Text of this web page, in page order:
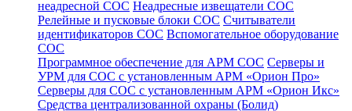
неадресной СОС Неадресные извещатели СОС
Релейные и пусковые блоки СОС Считыватели
идентификаторов СОС Вспомогательное оборудование
СОС
Программное обеспечение для АРМ СОС Серверы и
УРМ для СОС с установленным АРМ «Орион Про»
Серверы для СОС с установленным АРМ «Орион Икс»
Средства централизованной охраны (Болид)